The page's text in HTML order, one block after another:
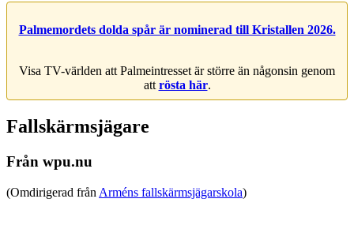
Palmemordets dolda spår är nominerad till Kristallen 2026.
Visa TV-världen att Palmeintresset är större än någonsin genom
att rösta här.
Fallskärmsjägare
Från wpu.nu
(Omdirigerad från Arméns fallskärmsjägarskola)